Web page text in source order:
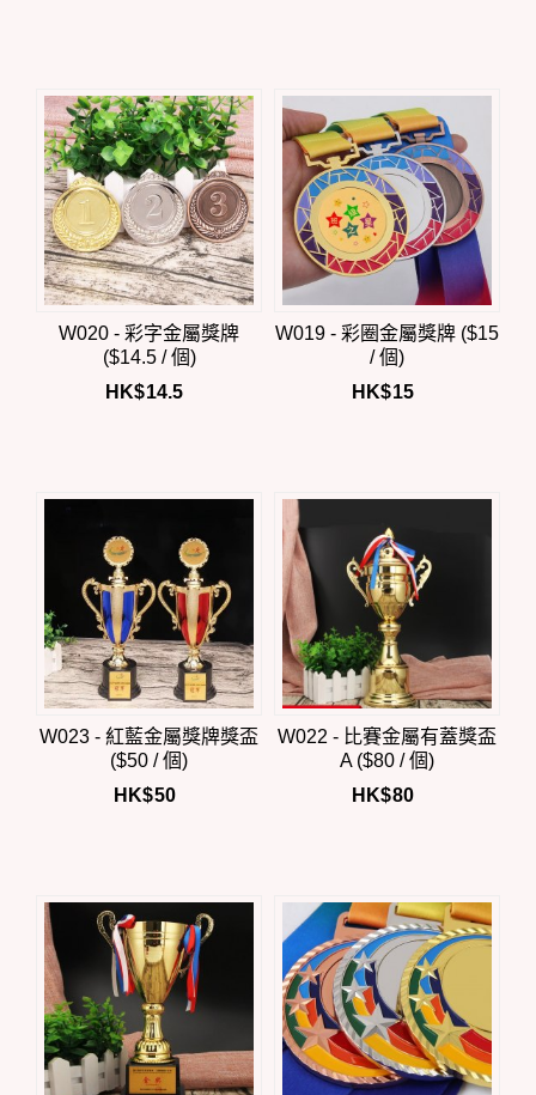
W020 - 彩字金屬獎牌
($14.5 / 個)
HK$14.5
W019 - 彩圈金屬獎牌 ($15
/ 個)
HK$15
W023 - 紅藍金屬獎牌獎盃
($50 / 個)
HK$50
W022 - 比賽金屬有蓋獎盃
A ($80 / 個)
HK$80